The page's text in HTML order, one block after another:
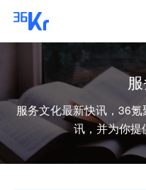
服务文化最新快讯，36氪
讯，并为你提